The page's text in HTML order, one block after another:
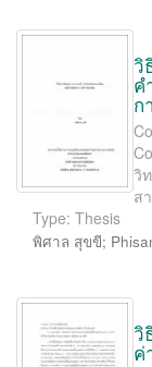
วิ
ค
ก
วิ
ส
Type: Thesis
พิศาล สุขขี;
วิ
ค่